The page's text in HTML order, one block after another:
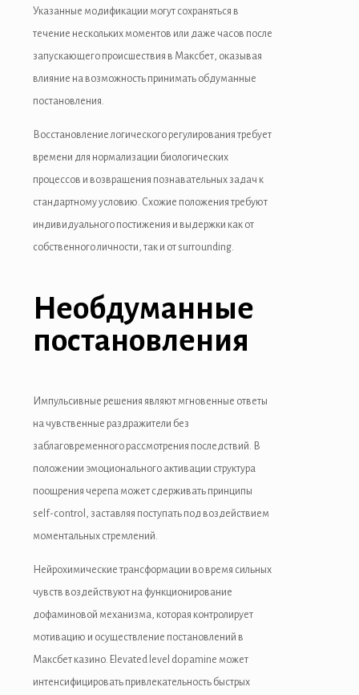
Указанные модификации могут сохраняться в
течение нескольких моментов или даже часов после
запускающего происшествия в Максбет, оказывая
влияние на возможность принимать обдуманные
постановления.
Восстановление логического регулирования требует
времени для нормализации биологических
процессов и возвращения познавательных задач к
стандартному условию. Схожие положения требуют
индивидуального постижения и выдержки как от
собственного личности, так и от surrounding.
Необдуманные
постановления
Импульсивные решения являют мгновенные ответы
на чувственные раздражители без
заблаговременного рассмотрения последствий. В
положении эмоционального активации структура
поощрения черепа может сдерживать принципы
self-control, заставляя поступать под воздействием
моментальных стремлений.
Нейрохимические трансформации во время сильных
чувств воздействуют на функционирование
дофаминовой механизма, которая контролирует
мотивацию и осуществление постановлений в
Максбет казино. Elevated level dopamine может
интенсифицировать привлекательность быстрых